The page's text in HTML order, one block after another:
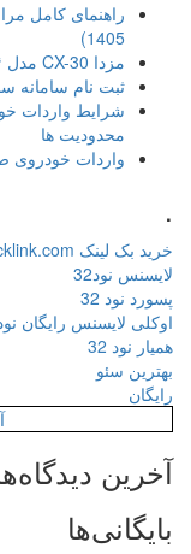
1405)
مزدا CX-30 مدل ۲۰۲۴ آفتاب خودرو؛ بررسی و مشخصات فنی
ثبت نام سامانه
شرایط واردات
محدودیت ها
واردات خودروی
خرید بک لینک behtarinbacklink.com
لایسنس نود32
پسورد نود 32
اوکلی لایسنس رایگان نود 32
همیار نود 32
بهترین سئو
رایگان
آخرین دیدگاه‌ها
بایگانی‌ها